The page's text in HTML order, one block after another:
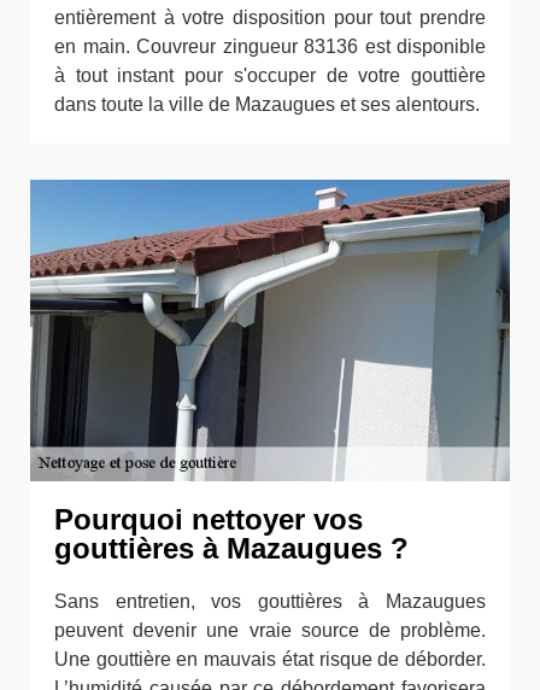
entièrement à votre disposition pour tout prendre
en main. Couvreur zingueur 83136 est disponible
à tout instant pour s'occuper de votre gouttière
dans toute la ville de Mazaugues et ses alentours.
Pourquoi nettoyer vos
gouttières à Mazaugues ?
Sans entretien, vos gouttières à Mazaugues
peuvent devenir une vraie source de problème.
Une gouttière en mauvais état risque de déborder.